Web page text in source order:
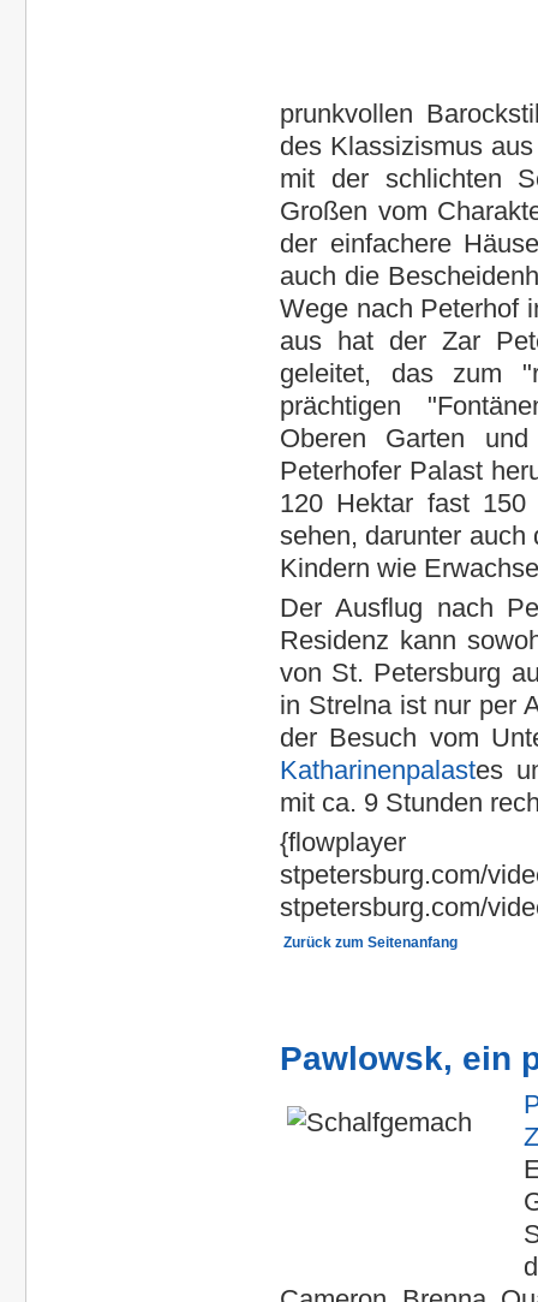
prunkvollen
des Klassizismus
mit der schlichten
Großen vom
der einfachere
auch die
Wege nach Peterhof
aus hat der Zar
geleitet, das zum
prächtigen
Oberen Garten
Peterhofer Palast
120 Hektar fast 150
sehen, darunter auch
Kindern wie
Der Ausflug nach
Residenz kann
von St. Petersburg
in Strelna ist nur per
der Besuch vom
Katharinenpalastes
mit ca. 9 Stunden
stpetersburg.com/
stpetersburg.com/
Zurück zum Seitenanfang
Pawlowsk, ein